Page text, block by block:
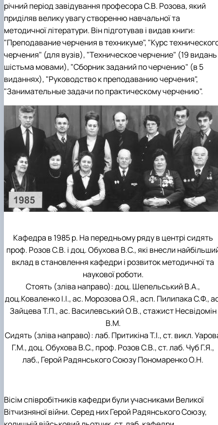
річний період завідування професора С.В. Розова, який
приділяв велику увагу створенню навчальної та
методичної літератури. Він підготував і видав книги:
"Преподавание черчения в техникуме", "Курс
черчения" (для вузів), "Техническое черчение" (19 видань
шістьма мовами), "Сборник заданий по черчению" (в 5
виданнях), "Руководство к преподаванию черчения",
"Занимательные задачи по практическому черчению".
Кафедра в 1985 р. На передньому ряду в центрі сидять
проф. Розов С.В. і доц. Обухова В.С., які внесли
вклад в становлення кафедри і розвиток методичної та
наукової роботи.
Стоять (зліва направо): доц. Шепельський В.А.,
доц.Коваленко І.І., ас. Морозова О.Я., асп. Пилипака С.Ф.,
Зайцева Т.П., ас. Василевський О.В., стажист Несвідомін
В.М.
Сидять (зліва направо): лаб. Притикіна Т.І., ст. викл.
Г.М., доц. Обухова В.С., проф. Розов С.В., ст. лаб. Чуб Г.Я.,
лаб., Герой Радянського Союзу Пономаренко О.Н.
Вісім співробітників кафедри були учасниками Великої
Вітчизняної війни. Серед них Герой Радянського Союзу,